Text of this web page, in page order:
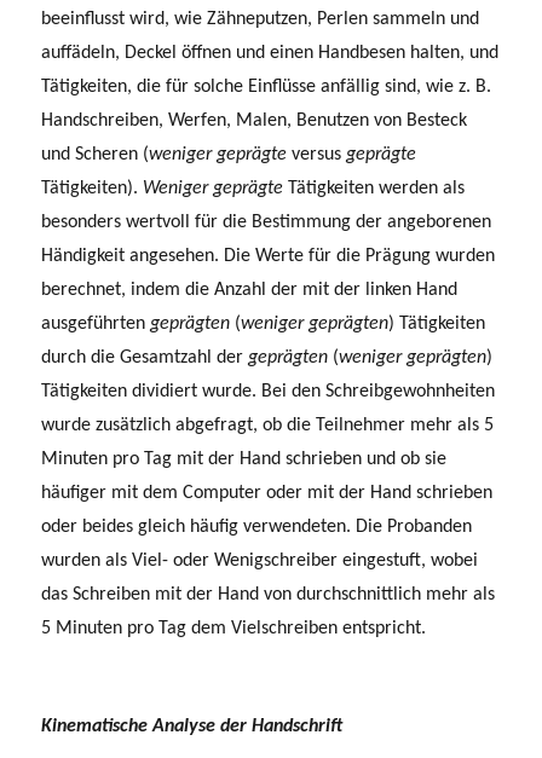
beeinflusst wird, wie Zähneputzen, Perlen sammeln und
auffädeln, Deckel öffnen und einen Handbesen halten, und
Tätigkeiten, die für solche Einflüsse anfällig sind, wie z. B.
Handschreiben, Werfen, Malen, Benutzen von Besteck
und Scheren (weniger geprägteversusgeprägte
Tätigkeiten). Weniger geprägte Tätigkeiten werden als
besonders wertvoll für die Bestimmung der angeborenen
Händigkeit angesehen. Die Werte für die Prägung wurden
berechnet, indem die Anzahl der mit der linken Hand
ausgeführtengeprägten (weniger geprägten) Tätigkeiten
durch die Gesamtzahl dergeprägten (weniger geprägten)
Tätigkeiten dividiert wurde. Bei den Schreibgewohnheiten
wurde zusätzlich abgefragt, ob die Teilnehmer mehr als 5
Minuten pro Tag mit der Hand schrieben und ob sie
häufiger mit dem Computer oder mit der Hand schrieben
oder beides gleich häufig verwendeten. Die Probanden
wurden als Viel- oder Wenigschreiber eingestuft, wobei
das Schreiben mit der Hand von durchschnittlich mehr als
5 Minuten pro Tag dem Vielschreiben entspricht.
Kinematische Analyse der Handschrift